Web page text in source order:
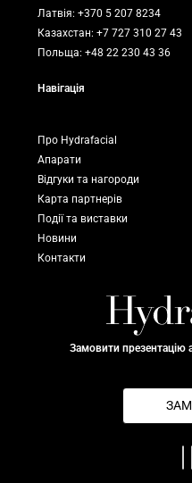
Латвія: +370 5 207 8234
Казахстан: +7 727 310 27 43
Польща: +48 22 230 43 36
Навігація
Про Hydrafacial
Апарати
Відгуки та нагороди
Карта партнерів
Події та виставки
Новини
Контакти
Замовити презентацію